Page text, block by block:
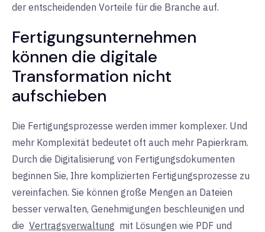
der entscheidenden Vorteile für die Branche auf.
Fertigungsunternehmen
können die digitale
Transformation nicht
aufschieben
Die Fertigungsprozesse werden immer komplexer. Und
mehr Komplexität bedeutet oft auch mehr Papierkram.
Durch die Digitalisierung von Fertigungsdokumenten
beginnen Sie, Ihre komplizierten Fertigungsprozesse zu
vereinfachen. Sie können große Mengen an Dateien
besser verwalten, Genehmigungen beschleunigen und
die Vertragsverwaltung mit Lösungen wie PDF und